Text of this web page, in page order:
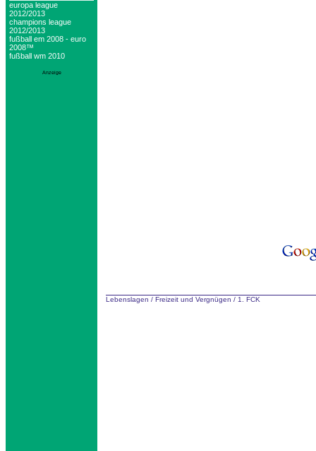
europa league
2012/2013
champions league
2012/2013
fußball em 2008 - euro
2008™
fußball wm 2010
Anzeige
Lebenslagen / Freizeit und Vergnügen / 1. FCK